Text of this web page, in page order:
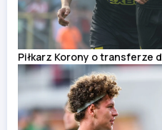
Piłkarz Korony o transferze